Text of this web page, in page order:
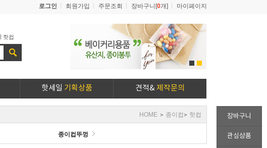
장바구니
관심상품
로그인 회원가입 주문조회 장바구니[0개] 마이페이지
| 핫컵
핫세일 기획상품 견적&제작문의
HOME > 종이컵> 핫컵
종이컵뚜껑